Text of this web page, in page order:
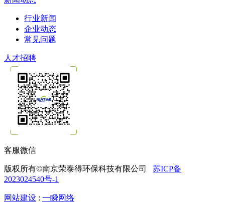
行业新闻
企业动态
常见问题
人才招聘
客服微信
版权所有©南京荣泰得环保科技有限公司 苏ICP备
2023024540号-1
网站建设 : 一瞬网络